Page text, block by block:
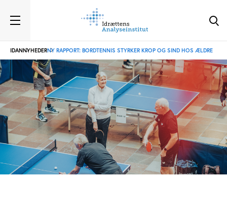
IDANNYHEDERNY RAPPORT: BORDTENNIS STYRKER KROP OG SIND HOS ÆLDRE